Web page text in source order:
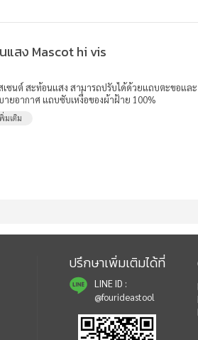
แสง Mascot hi vis
เซนต์ สะท้อนแสง สามารถปรับได้ด้วยแถบตะขอและ
ายอากาศ แถบซับเหงื่อของผ้าฝ้าย 100%
มเติม
ปรึกษาเพิ่มเติมได้ที่
LINE ID :
@fourideastool